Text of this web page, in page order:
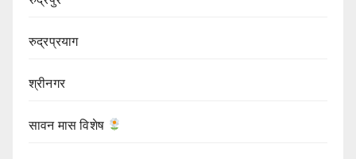
रुद्रप्रयाग
श्रीनगर
सावन मास विशेष